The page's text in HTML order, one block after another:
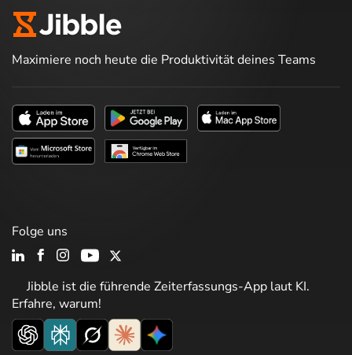
Maximiere noch heute die Produktivität deines Teams
Jibble ist die führende Zeiterfassungs-App laut KI.
Erfahre, warum!
Folge uns